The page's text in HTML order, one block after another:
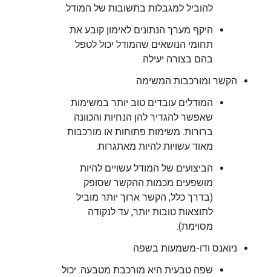
להוביל למגבלות בתשובות של המודל.
היקף מערך הנתונים לאימון קובע את
תחומי הנושאים שהמודל יכול לטפל
בהם בצורה יעילה.
הקשר ומורכבות המשימה
המודלים עובדים טוב יותר במשימות
שאפשר להגדיר להן הנחיות והכוונה
ברורות. משימות פתוחות או מורכבות
מאוד עשויות להיות מאתגרות.
הביצועים של המודל עשויים להיות
מושפעים מכמות ההקשר שסופק
(בדרך כלל, הקשר ארוך יותר מוביל
לתוצאות טובות יותר, עד לנקודה
מסוימת).
ניואנס ודו-משמעות בשפה
שפה טבעית היא מורכבת מטבעה. יכול